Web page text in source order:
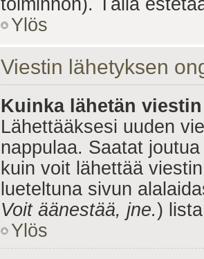
toiminnon). Tällä
Ylös
Viestin lähetyksen
Kuinka lähetän
Lähettääksesi uuden
nappulaa. Saatat
kuin voit lähettää
lueteltuna sivun
Voit äänestää, jne.)
Ylös